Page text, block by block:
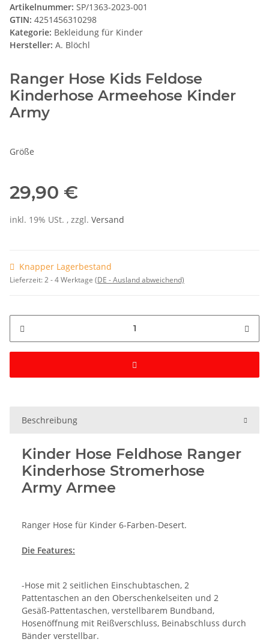
Artikelnummer: SP/1363-2023-001
GTIN: 4251456310298
Kategorie: Bekleidung für Kinder
Hersteller: A. Blöchl
Ranger Hose Kids Feldose
Kinderhose Armeehose Kinder
Army
Größe
29,90 €
inkl. 19% USt. , zzgl. Versand
Knapper Lagerbestand
Lieferzeit:2 - 4 Werktage (DE - Ausland abweichend)
Beschreibung
Kinder Hose Feldhose Ranger
Kinderhose Stromerhose
Army Armee
Ranger Hose für Kinder 6-Farben-Desert.
Die Features:
-Hose mit 2 seitlichen Einschubtaschen, 2
Pattentaschen an den Oberschenkelseiten und 2
Gesäß-Pattentaschen, verstellbarem Bundband,
Hosenöffnung mit Reißverschluss, Beinabschluss durch
Bänder verstellbar.